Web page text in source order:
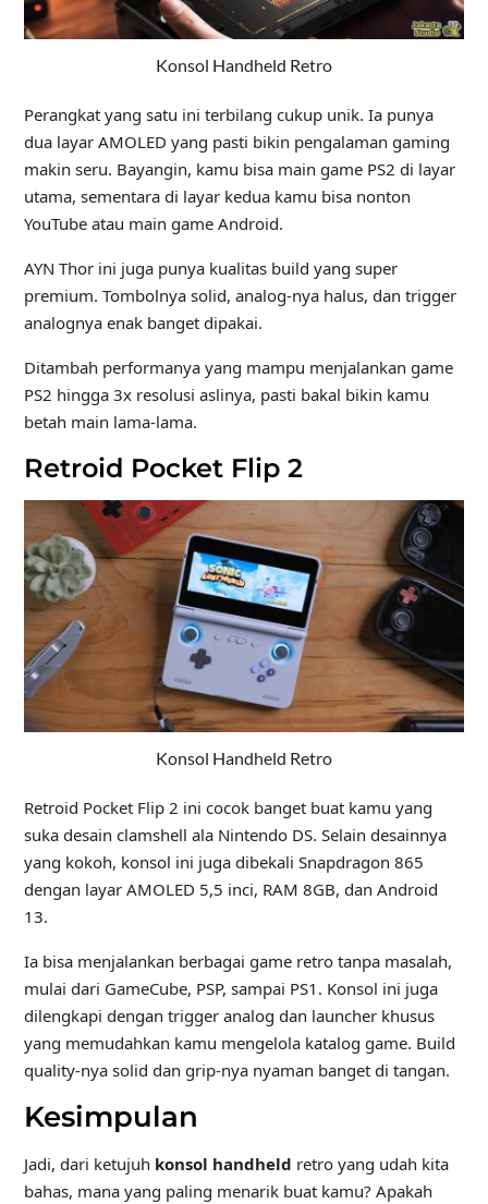
Konsol Handheld Retro
Perangkat yang satu ini terbilang cukup unik. Ia punya
dua layar AMOLED yang pasti bikin pengalaman gaming
makin seru. Bayangin, kamu bisa main game PS2 di layar
utama, sementara di layar kedua kamu bisa nonton
YouTube atau main game Android.
AYN Thor ini juga punya kualitas build yang super
premium. Tombolnya solid, analog-nya halus, dan trigger
analognya enak banget dipakai.
Ditambah performanya yang mampu menjalankan game
PS2 hingga 3x resolusi aslinya, pasti bakal bikin kamu
betah main lama‑lama.
Retroid Pocket Flip 2
Konsol Handheld Retro
Retroid Pocket Flip 2 ini cocok banget buat kamu yang
suka desain clamshell ala Nintendo DS. Selain desainnya
yang kokoh, konsol ini juga dibekali Snapdragon 865
dengan layar AMOLED 5,5 inci, RAM 8GB, dan Android
13.
Ia bisa menjalankan berbagai game retro tanpa masalah,
mulai dari GameCube, PSP, sampai PS1. Konsol ini juga
dilengkapi dengan trigger analog dan launcher khusus
yang memudahkan kamu mengelola katalog game. Build
quality-nya solid dan grip-nya nyaman banget di tangan.
Kesimpulan
Jadi, dari ketujuh konsol handheld retro yang udah kita
bahas, mana yang paling menarik buat kamu? Apakah